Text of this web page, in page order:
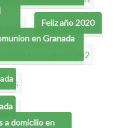
Feliz año 2020
en Granada
a domicilio en